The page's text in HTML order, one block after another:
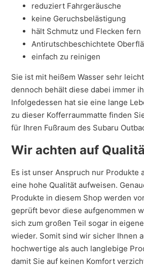
reduziert Fahrgeräusche
keine Geruchsbelästigung
hält Schmutz und Flecken fern
Antirutschbeschichtete
einfach zu reinigen
Sie ist mit heißem Wasser sehr
dennoch behält diese dabei immer
Infolgedessen hat sie eine lange
zu dieser Kofferraummatte finden
für Ihren Fußraum des Subaru
Wir achten auf
Es ist unser Anspruch nur Produkte
eine hohe Qualität aufweisen.
Produkte in diesem Shop werden
geprüft bevor diese aufgenommen
sich zum großen Teil sogar in
wieder. Somit sind wir sicher Ihnen
hochwertige als auch langlebige
damit Sie auf keinen Komfort